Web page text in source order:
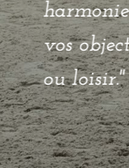
vos
ou loisir."